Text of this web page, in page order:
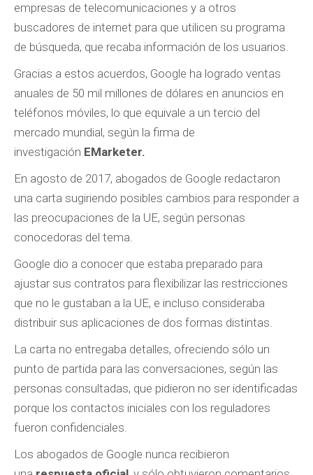
empresas de telecomunicaciones y a otros
buscadores de internet para que utilicen su programa
de búsqueda, que recaba información de los usuarios.
Gracias a estos acuerdos, Google ha logrado ventas
anuales de 50 mil millones de dólares en anuncios en
teléfonos móviles, lo que equivale a un tercio del
mercado mundial, según la firma de
investigación EMarketer.
En agosto de 2017, abogados de Google redactaron
una carta sugiriendo posibles cambios para responder a
las preocupaciones de la UE, según personas
conocedoras del tema.
Google dio a conocer que estaba preparado para
ajustar sus contratos para flexibilizar las restricciones
que no le gustaban a la UE, e incluso consideraba
distribuir sus aplicaciones de dos formas distintas.
La carta no entregaba detalles, ofreciendo sólo un
punto de partida para las conversaciones, según las
personas consultadas, que pidieron no ser identificadas
porque los contactos iniciales con los reguladores
fueron confidenciales.
Los abogados de Google nunca recibieron